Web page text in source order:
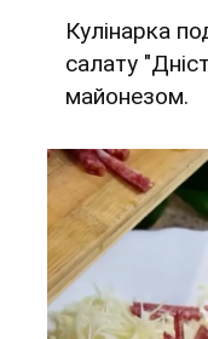
Кулінарка
салату
майонезом.